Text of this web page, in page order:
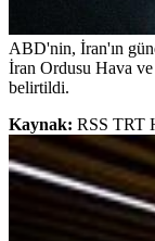
ABD'nin, İran'ın
İran Ordusu Hava
belirtildi.
Kaynak: RSS TRT